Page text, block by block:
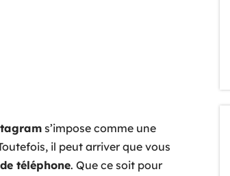
s’impose comme une
il peut arriver que vous
téléphone. Que ce soit pour